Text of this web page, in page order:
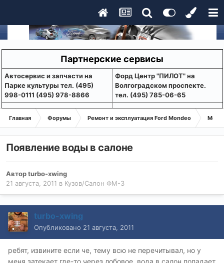
Партнерские сервисы
Aвтосервис и запчасти на
Парке культуры тел. (495)
998-0111 (495) 978-8866
Форд Центр "ПИЛОТ" на
Волгоградском проспекте.
тел. (495) 785-06-65
Главная Форумы Ремонт и эксплуатация Ford Mondeo
Появление воды в салоне
Авторturbo-xwing
21 августа, 2011 в Кузов/Салон ФМ-3
turbo-xwing
Опубликовано 21 августа, 2011
ребят, извините если че, тему всю не перечитывал, но у